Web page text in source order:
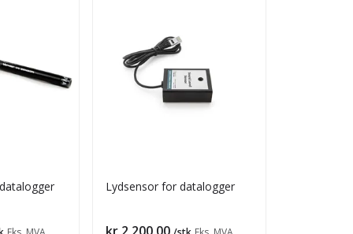
Lydsensor for datalogger
Pris
kr 2 200,00